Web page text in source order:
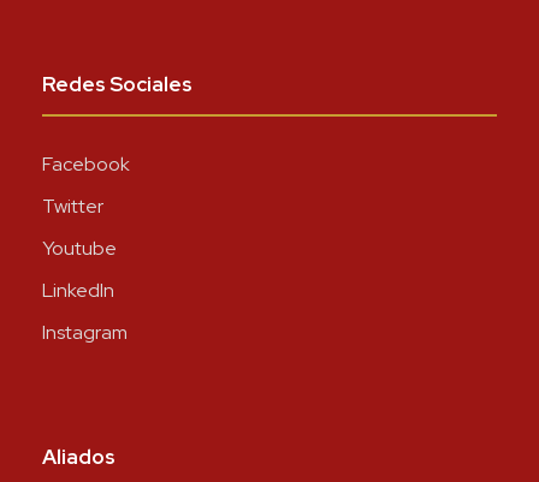
Redes Sociales
Facebook
Twitter
Youtube
LinkedIn
Instagram
Aliados